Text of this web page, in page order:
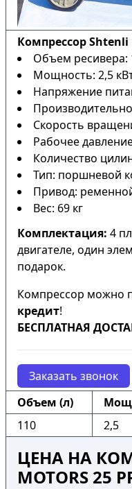
Компрессор Shtenli
Объем ресивера:
Мощность: 2,5
Напряжение
Скорость
Рабочее
Количество
Тип: поршневой
Привод:
Вес: 69 кг
Комплектация: 4
двигателе, один
подарок.
Компрессор можно
кредит!
БЕСПЛАТНАЯ
Заказать звонок
Объем (л)
110
2,5
ЦЕНА НА
MOTORS